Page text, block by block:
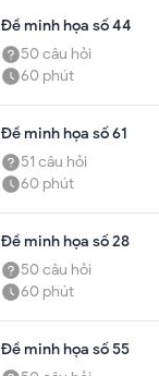
Đề minh họa số 44
50câu hỏi
60 phút
Đề minh họa số 61
51 câu hỏi
60 phút
Đề minh họa số 28
50câu hỏi
60 phút
Đề minh họa số 55